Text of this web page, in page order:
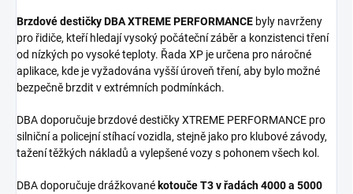
Brzdové destičky DBA XTREME PERFORMANCE byly navrženy
pro řidiče, kteří hledají vysoký počáteční záběr a konzistenci tření
od nízkých po vysoké teploty. Řada XP je určena pro náročné
aplikace, kde je vyžadována vyšší úroveň tření, aby bylo možné
bezpečně brzdit v extrémních podmínkách.
DBA doporučuje brzdové destičky XTREME PERFORMANCE pro
silniční a policejní stíhací vozidla, stejně jako pro klubové závody,
tažení těžkých nákladů a vylepšené vozy s pohonem všech kol.
DBA doporučuje drážkované kotouče T3 v řadách 4000 a 5000